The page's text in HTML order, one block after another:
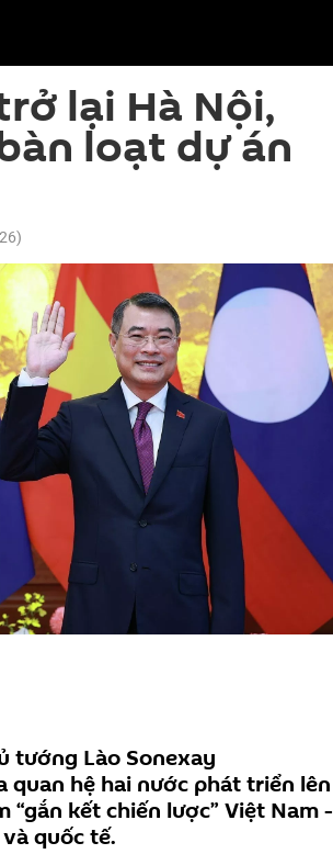
lại Hà Nội,
loạt dự án
)
tướng Lào Sonexay
hệ hai nước phát triển lên
kết chiến lược” Việt Nam -
quốc tế.